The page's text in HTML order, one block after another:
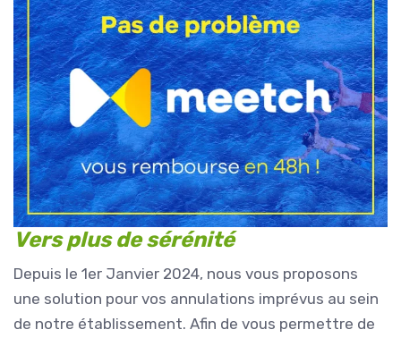
Vers plus de sérénité
Depuis le 1er Janvier 2024, nous vous proposons
une solution pour vos annulations imprévus au sein
de notre établissement. Afin de vous permettre de